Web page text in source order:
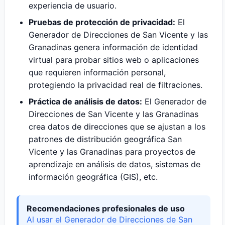
experiencia de usuario.
Pruebas de protección de privacidad: El
Generador de Direcciones de San Vicente y las
Granadinas genera información de identidad
virtual para probar sitios web o aplicaciones
que requieren información personal,
protegiendo la privacidad real de filtraciones.
Práctica de análisis de datos: El Generador de
Direcciones de San Vicente y las Granadinas
crea datos de direcciones que se ajustan a los
patrones de distribución geográfica San
Vicente y las Granadinas para proyectos de
aprendizaje en análisis de datos, sistemas de
información geográfica (GIS), etc.
Recomendaciones profesionales de uso
Al usar el Generador de Direcciones de San